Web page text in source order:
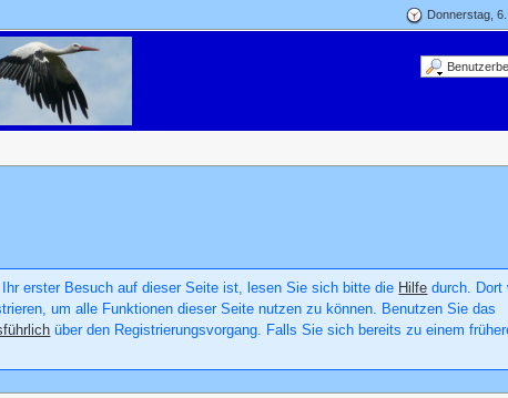
Donnerstag,
erster Besuch auf dieser Seite ist, lesen Sie sich bitte die Hilfe durch. Dort
um alle Funktionen dieser Seite nutzen zu können. Benutzen Sie das
über den Registrierungsvorgang. Falls Sie sich bereits zu einem